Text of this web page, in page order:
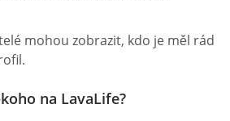
mohou zobrazit, kdo je měl rád
na LavaLife?